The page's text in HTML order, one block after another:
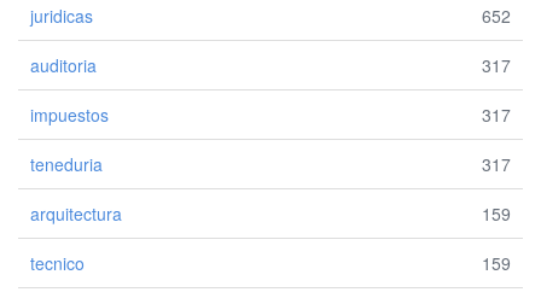
juridicas 652
auditoria 317
impuestos 317
teneduria 317
arquitectura 159
tecnico 159